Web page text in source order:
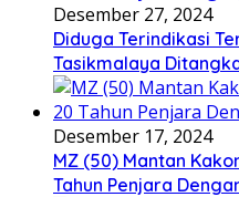
Desember 27, 2024
Diduga Terindikasi
Tasikmalaya
Desember 17, 2024
MZ (50) Mantan
Tahun Penjara